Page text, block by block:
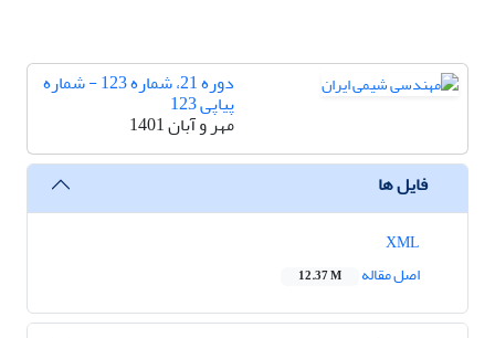
دوره 21، شماره 123 - شماره
پیاپی 123
مهر و آبان 1401
فایل ها
اصل مقاله
12.37 M